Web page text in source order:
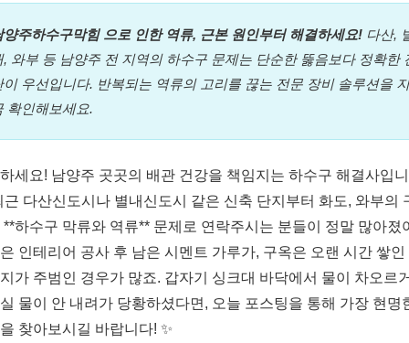
양주하수구막힘 으로 인한 역류, 근본 원인부터 해결하세요! 다산,
, 와부 등 남양주 전 지역의 하수구 문제는 단순한 뚫음보다 정확한
이 우선입니다. 반복되는 역류의 고리를 끊는 전문 장비 솔루션을 지
확인해보세요.
세요! 남양주 곳곳의 배관 건강을 책임지는 하수구 해결사입
근 다산신도시나 별내신도시 같은 신축 단지부터 화도, 와부의
**하수구 막류와 역류** 문제로 연락주시는 분들이 정말 많아졌
인테리어 공사 후 남은 시멘트 가루가, 구옥은 오랜 시간 쌓인
가 주범인 경우가 많죠. 갑자기 싱크대 바닥에서 물이 차오르
물이 안 내려가 당황하셨다면, 오늘 포스팅을 통해 가장 현명
찾아보시길 바랍니다! ✨